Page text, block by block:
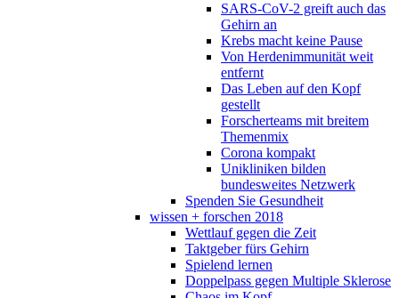
SARS-CoV-2 greift auch das
Gehirn an
Krebs macht keine Pause
Von Herdenimmunität weit
entfernt
Das Leben auf den Kopf
gestellt
Forscherteams mit breitem
Themenmix
Corona kompakt
Unikliniken bilden
bundesweites Netzwerk
Spenden Sie Gesundheit
wissen + forschen 2018
Wettlauf gegen die Zeit
Taktgeber fürs Gehirn
Spielend lernen
Doppelpass gegen Multiple Sklerose